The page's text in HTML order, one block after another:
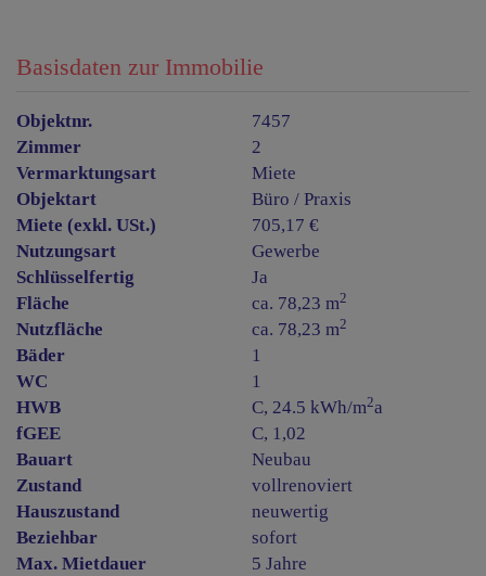
Basisdaten zur Immobilie
Objektnr.
7457
Zimmer
2
Vermarktungsart
Miete
Objektart
Büro / Praxis
Miete (exkl. USt.)
705,17 €
Nutzungsart
Gewerbe
Schlüsselfertig
Ja
Fläche
ca. 78,23 m2
Nutzfläche ca. 78,23 m2
Bäder
1
WC
1
HWB
C, 24.5 kWh/m2a
fGEE
C, 1,02
Bauart
Neubau
Zustand
vollrenoviert
Hauszustand
neuwertig
Beziehbar
sofort
Max. Mietdauer
5 Jahre